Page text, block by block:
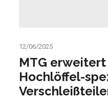
12/06/2025
MTG
Hochlöffel-